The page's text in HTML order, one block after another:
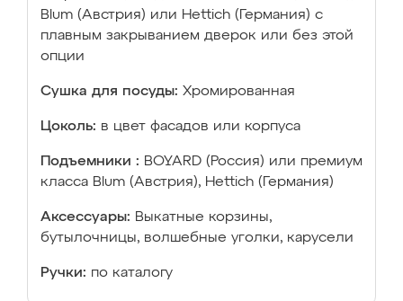
Blum (Австрия) или Hettich (Германия) с
плавным закрыванием дверок или без этой
опции
Сушка для посуды: Хромированная
Цоколь: в цвет фасадов или корпуса
Подъемники : BOYARD (Россия) или премиум
класса Blum (Австрия), Hettich (Германия)
Аксессуары: Выкатные корзины,
бутылочницы, волшебные уголки, карусели
Ручки: по каталогу